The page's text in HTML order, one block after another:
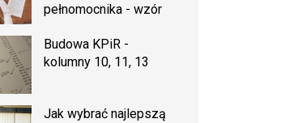
pełnomocnika - wzór
Budowa KPiR -
kolumny 10, 11, 13
Jak wybrać najlepszą